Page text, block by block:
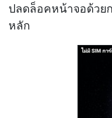
ปลดล็อคหน้าจอด้วย
หลัก